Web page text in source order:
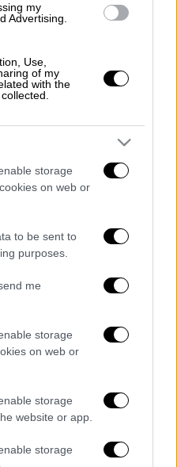
my
Advertising.
Use,
of my
with the
storage
on web or
to be sent to
purposes.
me
storage
on web or
storage
website or app.
storage
με δική σας ευθύνη. Το
σχόλια θα
καταχώρηση
σχιζοφρενής, εμμονικός,
όταν τον αντάμωσε η δόξα –
την πορεία της
στο ethnos.gr:
είναι ένας εμφύλιος, όλοι
ο ιδιοκτήτης του beach